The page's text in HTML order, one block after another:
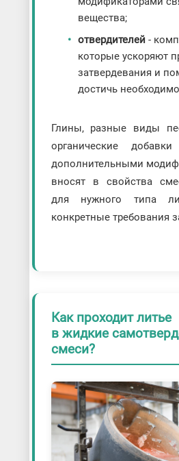
вещества;
отвердителей -
которые ускоряют
затвердевания и
достичь
Глины, разные виды
органические
дополнительными
вносят в свойства
для нужного типа
конкретные требования
Как проходит литье
в жидкие
смеси?